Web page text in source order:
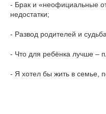
- Брак и «неофициальные
недостатки;
- Развод родителей и
- Что для ребёнка лучше –
- Я хотел бы жить в семье,